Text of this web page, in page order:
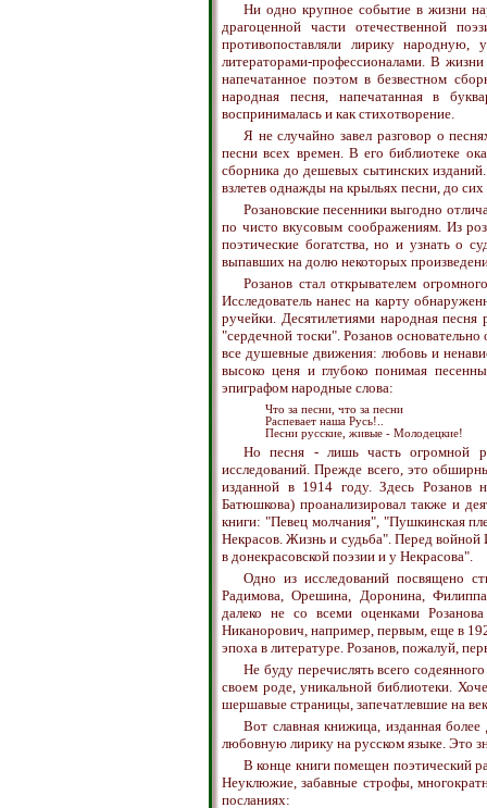
Ни одно крупное событие в жизни
драгоценной части отечественной
противопоставляли лирику
литераторами-профессионалами. В
напечатанное поэтом в безвестном
народная песня, напечатанная в
воспринималась и как стихотворение.
Я не случайно завел разговор о
песни всех времен. В его библиотеке
сборника до дешевых сытинских
взлетев однажды на крыльях песни, до
Розановские песенники выгодно
по чисто вкусовым соображениям. Из
поэтические богатства, но и узнать о
выпавших на долю некоторых
Розанов стал открывателем
Исследователь нанес на карту
ручейки. Десятилетиями народная песня
"сердечной тоски". Розанов
все душевные движения: любовь и
высоко ценя и глубоко понимая
эпиграфом народные слова:
Что за песни, что за песни
Распевает наша Русь!..
Песни русские, живые - Молодецкие!
Но песня - лишь часть огромной
исследований. Прежде всего, это
изданной в 1914 году. Здесь Розанов
Батюшкова) проанализировал также и
книги: "Певец молчания", "Пушкинская
Некрасов. Жизнь и судьба". Перед
в донекрасовской поэзии и у Некрасова".
Одно из исследований посвящено
Радимова, Орешина, Доронина,
далеко не со всеми оценками
Никанорович, например, первым, еще в
эпоха в литературе. Розанов, пожалуй,
Не буду перечислять всего
своем роде, уникальной библиотеки.
шершавые страницы, запечатлевшие на
Вот славная книжица, изданная
любовную лирику на русском языке. Это
В конце книги помещен поэтический
Неуклюжие, забавные строфы,
посланиях: